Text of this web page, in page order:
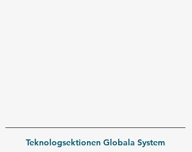
Teknologsektionen Globala System